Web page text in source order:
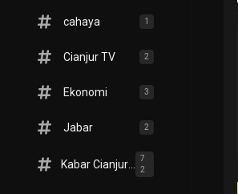
cahaya 1
Cianjur TV 2
Ekonomi 3
Jabar 2
Kabar Cianjur TV
7
2